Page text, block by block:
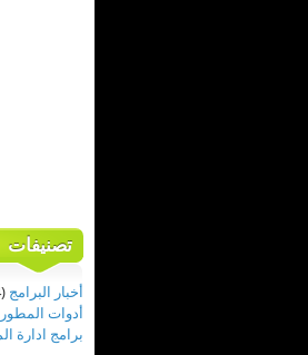
تصنيفات
أخبار البرامج (4)
أدوات
برامج ادارة